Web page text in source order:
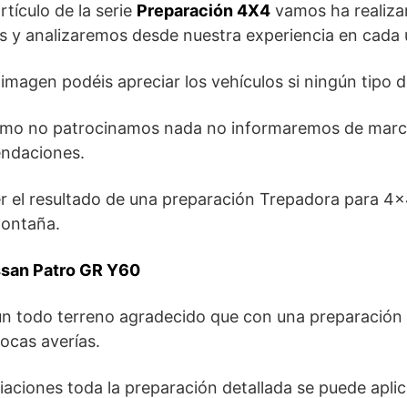
de la serie Preparación 4X4 vamos ha
y analizaremos desde nuestra experiencia en cada
podéis apreciar los vehículos si ningún
no patrocinamos nada no informaremos de
el resultado de una preparación Trepadora para
Patro GR Y60
todo terreno agradecido que con una
averías.
toda la preparación detallada se puede